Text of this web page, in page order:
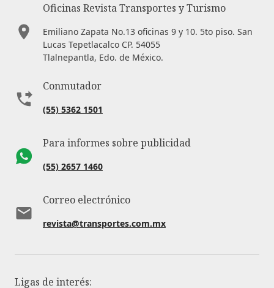
Oficinas Revista Transportes y Turismo
Emiliano Zapata No.13 oficinas 9 y 10. 5to piso. San
Lucas Tepetlacalco CP. 54055
Tlalnepantla, Edo. de México.
Conmutador
(55) 5362 1501
Para informes sobre publicidad
(55) 2657 1460
Correo electrónico
revista@transportes.com.mx
Ligas de interés: